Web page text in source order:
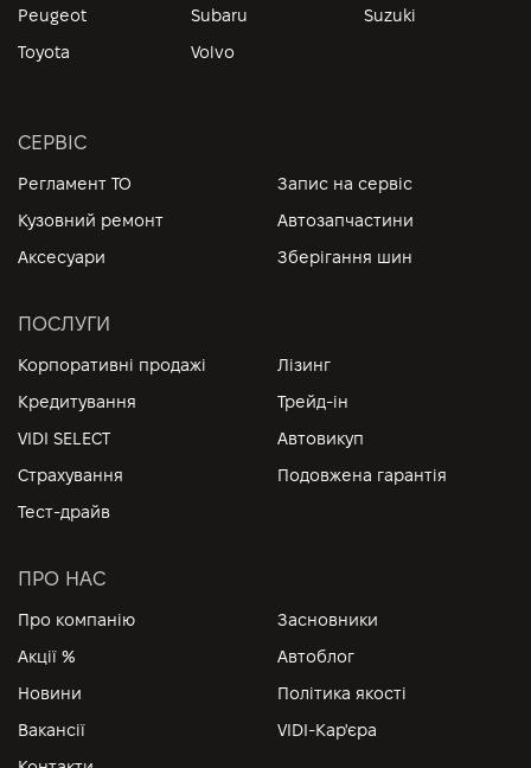
Peugeot
Subaru
Suzuki
Toyota
Volvo
СЕРВІС
Регламент ТО
Запис на сервіс
Кузовний ремонт
Автозапчастини
Аксесуари
Зберігання шин
ПОСЛУГИ
Корпоративні продажі
Лізинг
Кредитування
Трейд-ін
VIDI SELECT
Автовикуп
Страхування
Подовжена гарантія
Тест-драйв
ПРО НАС
Про компанію
Засновники
Акції %
Автоблог
Новини
Політика якості
Вакансії
VIDI-Кар'єра